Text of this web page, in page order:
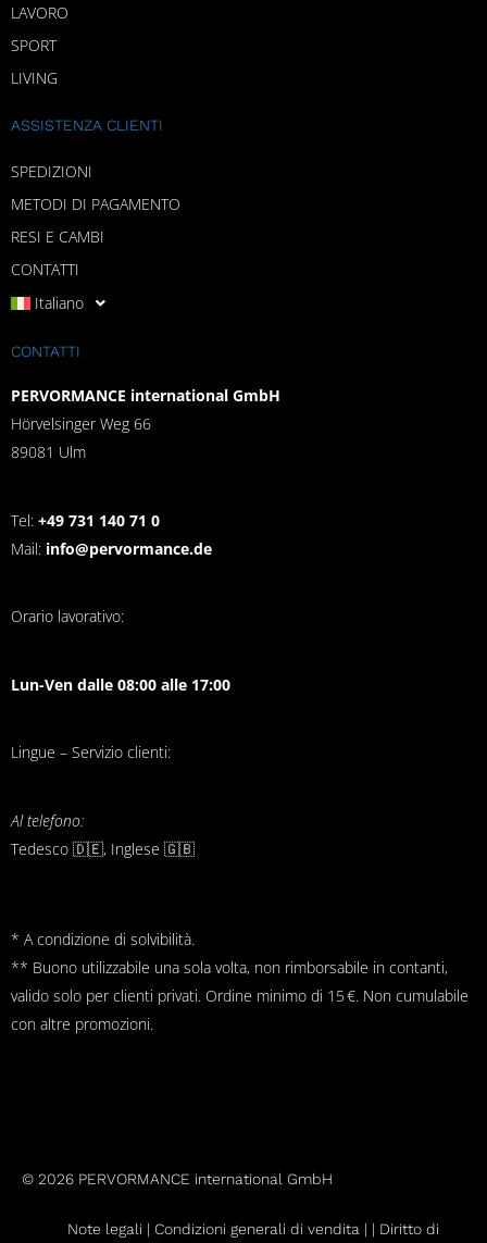
LAVORO
SPORT
LIVING
ASSISTENZA CLIENTI
SPEDIZIONI
METODI DI PAGAMENTO
RESI E CAMBI
CONTATTI
Italiano
CONTATTI
PERVORMANCE international GmbH
Hörvelsinger Weg 66
89081 Ulm
Tel: +49 731 140 71 0
Mail: info@pervormance.de
Orario lavorativo:
Lun-Ven dalle 08:00 alle 17:00
Lingue – Servizio clienti:
Al telefono:
Tedesco 🇩🇪, Inglese 🇬🇧
* A condizione di solvibilità.
** Buono utilizzabile una sola volta, non rimborsabile in contanti,
valido solo per clienti privati. Ordine minimo di 15 €. Non cumulabile
con altre promozioni.
© 2026 PERVORMANCE international GmbH
Note legali | Condizioni generali di vendita | | Diritto di